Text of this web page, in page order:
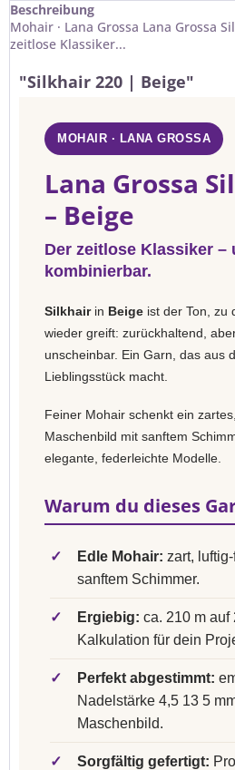
Beschreibung
Mohair · Lana Grossa Lana Grossa
zeitlose Klassiker...
"Silkhair 220 | Beige"
MOHAIR · LANA GROSSA
Lana Grossa
– Beige
Der zeitlose Klassiker –
kombinierbar.
Silkhairin Beige ist der Ton, zu
wieder greift: zurückhaltend,
unscheinbar. Ein Garn, das aus
Lieblingsstück macht.
Feiner Mohair schenkt ein
Maschenbild mit sanftem
elegante, federleichte Modelle.
Warum du dieses
✓ Edle Mohair: zart,
sanftem Schimmer.
✓ Ergiebig: ca. 210 m auf
Kalkulation für dein
✓ Perfekt abgestimmt:
Nadelstärke 4,5 13 5
Maschenbild.
✓ Sorgfältig gefertigt: